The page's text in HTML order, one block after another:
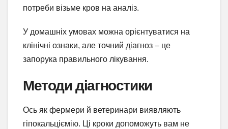
потреби візьме кров на аналіз.
У домашніх умовах можна орієнтуватися на
клінічні ознаки, але точний діагноз – це
запорука правильного лікування.
Методи діагностики
Ось як фермери й ветеринари виявляють
гіпокальціємію. Ці кроки допоможуть вам не